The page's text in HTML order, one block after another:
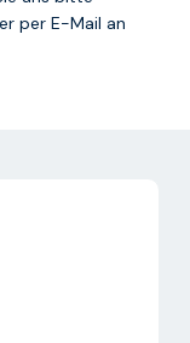
per E-Mail an